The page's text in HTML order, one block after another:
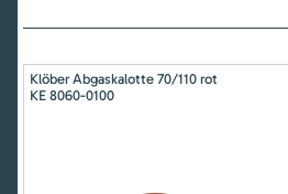
Klöber Abgaskalotte 70/110 rot
KE 8060-0100